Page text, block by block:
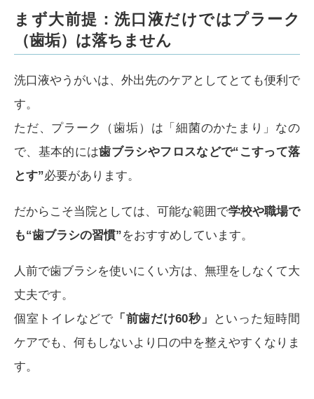
まず大前提：洗口液だけではプラーク
（歯垢）は落ちません
洗口液やうがいは、外出先のケアとしてとても便利で
す。
ただ、プラーク（歯垢）は「細菌のかたまり」なの
で、基本的には歯ブラシやフロスなどで“こすって落
とす”必要があります。
だからこそ当院としては、可能な範囲で学校や職場で
も“歯ブラシの習慣”をおすすめしています。
人前で歯ブラシを使いにくい方は、無理をしなくて大
丈夫です。
個室トイレなどで 「前歯だけ60秒」
といった短時間
ケアでも、何もしないより口の中を整えやすくなりま
す。